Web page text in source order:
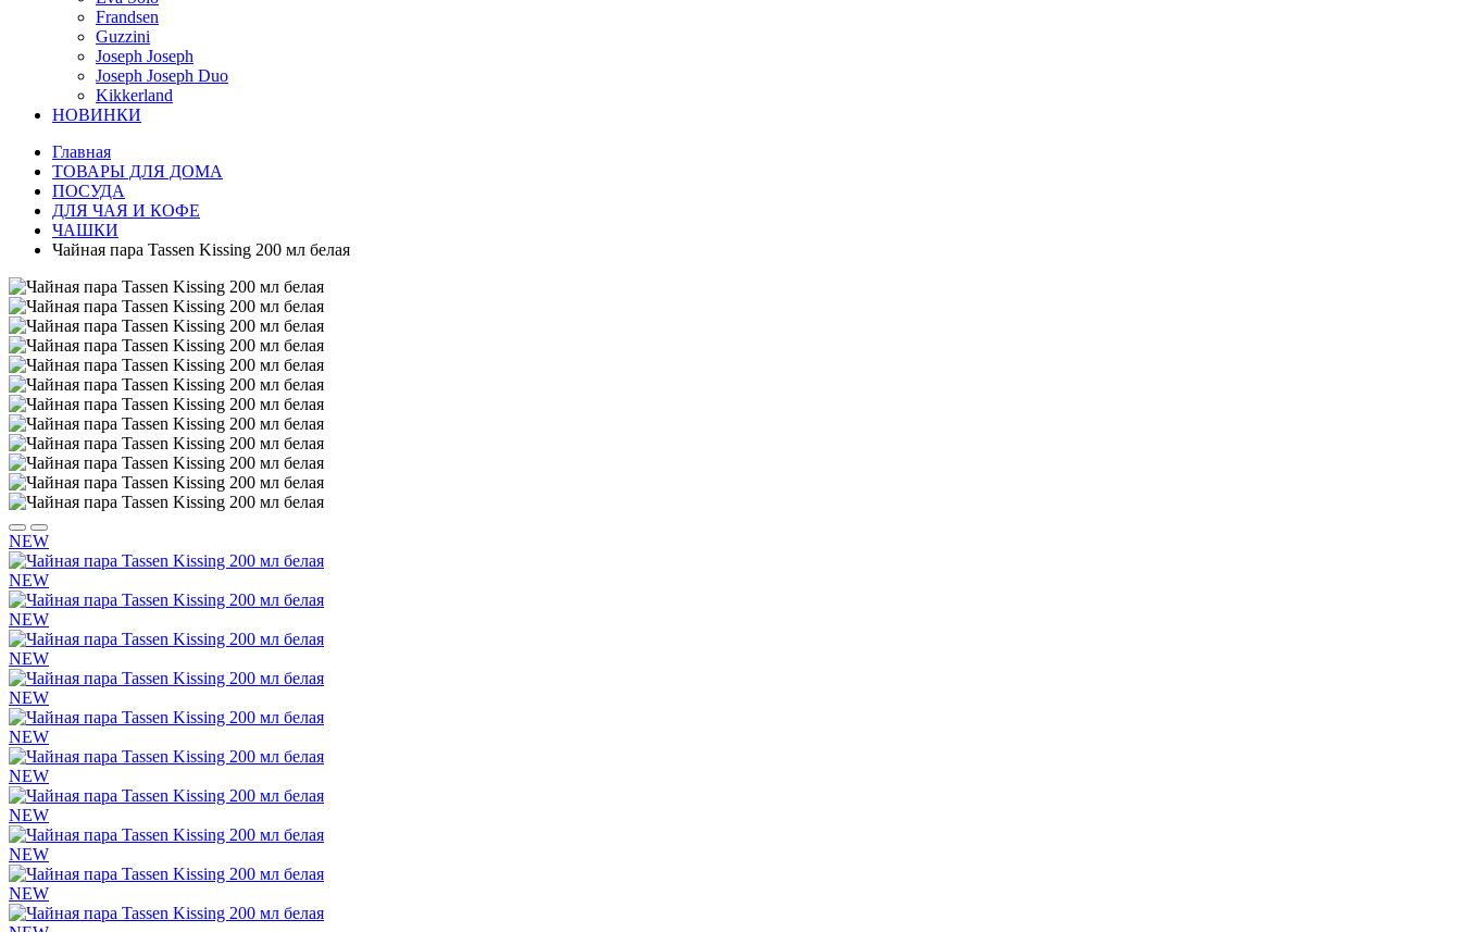
Frandsen
Guzzini
Joseph Joseph
Joseph Joseph Duo
Kikkerland
НОВИНКИ
Главная
ТОВАРЫ ДЛЯ ДОМА
ПОСУДА
ДЛЯ ЧАЯ И КОФЕ
ЧАШКИ
Чайная пара Tassen Kissing 200 мл белая
NEW
NEW
NEW
NEW
NEW
NEW
NEW
NEW
NEW
NEW